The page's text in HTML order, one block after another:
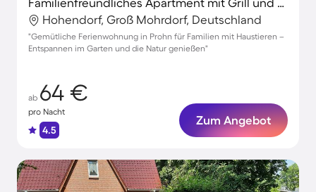
Hohendorf, Groß Mohrdorf, Deutschland
"Gemütliche Ferienwohnung in Prohn für Familien mit Haustieren –
Entspannen im Garten und die Natur genießen"
ab 64 €
pro Nacht
4.5
Zum Angebot